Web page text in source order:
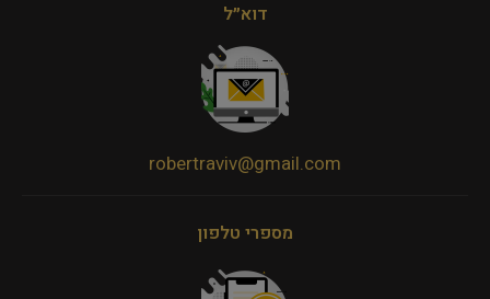
דוא״ל
robertraviv@gmail.com
מספרי טלפון